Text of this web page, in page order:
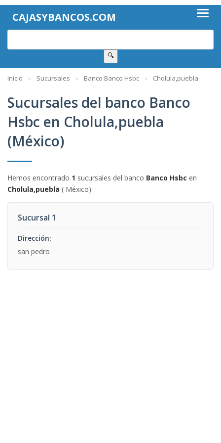
CAJASYBANCOS.COM
🔍
Inicio Sucursales Banco Banco Hsbc Cholula,puebla
Sucursales del banco Banco
Hsbc en Cholula,puebla
(México)
Hemos encontrado 1 sucursales del banco Banco Hsbc en
Cholula,puebla ( México).
Sucursal 1
Dirección:
san pedro